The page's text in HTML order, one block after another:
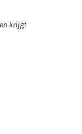
krijgt